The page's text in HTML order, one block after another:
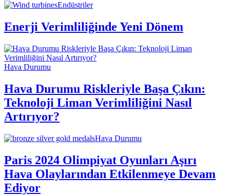
Endüstriler
Enerji Verimliliğinde Yeni Dönem
Hava Durumu
Hava Durumu Riskleriyle Başa Çıkın:
Teknoloji Liman Verimliliğini Nasıl
Artırıyor?
Hava Durumu
Paris 2024 Olimpiyat Oyunları Aşırı
Hava Olaylarından Etkilenmeye Devam
Ediyor